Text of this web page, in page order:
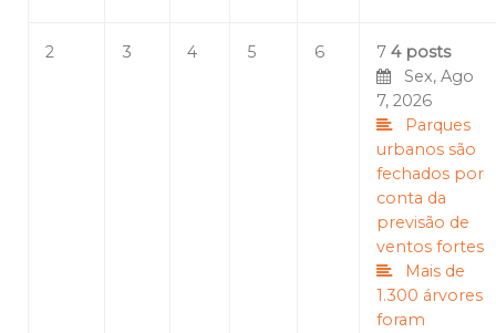
2 3 4 5 6 7 4 posts
Sex, Ago
7, 2026
Parques
urbanos são
fechados por
conta da
previsão de
ventos fortes
Mais de
1.300 árvores
foram